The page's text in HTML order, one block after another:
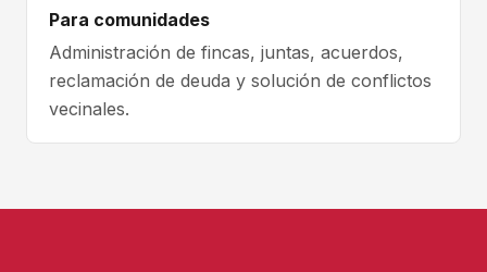
Para comunidades
Administración de fincas, juntas, acuerdos,
reclamación de deuda y solución de conflictos
vecinales.